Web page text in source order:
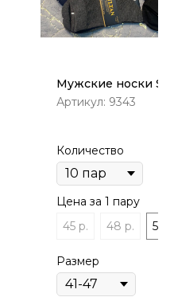
Мужские носки
Артикул: 9343
Количество
Цена за 1 пару
45 р.
48 р. 50
Размер